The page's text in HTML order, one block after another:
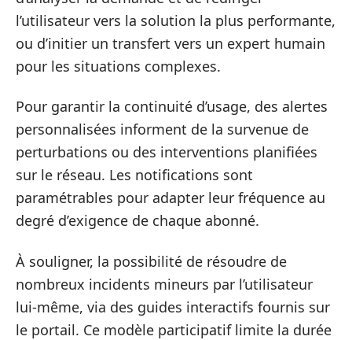
l’utilisateur vers la solution la plus performante,
ou d’initier un transfert vers un expert humain
pour les situations complexes.
Pour garantir la continuité d’usage, des alertes
personnalisées informent de la survenue de
perturbations ou des interventions planifiées
sur le réseau. Les notifications sont
paramétrables pour adapter leur fréquence au
degré d’exigence de chaque abonné.
À souligner, la possibilité de résoudre de
nombreux incidents mineurs par l’utilisateur
lui-même, via des guides interactifs fournis sur
le portail. Ce modèle participatif limite la durée